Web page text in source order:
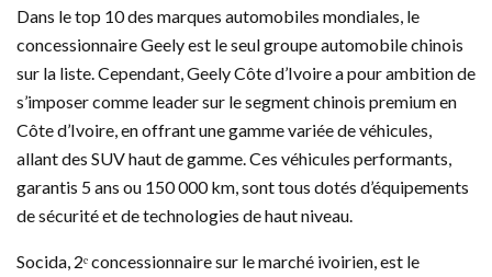
Dans le top 10 des marques automobiles mondiales, le
concessionnaire Geely est le seul groupe automobile chinois
sur la liste. Cependant, Geely Côte d’Ivoire a pour ambition de
s’imposer comme leader sur le segment chinois premium en
Côte d’Ivoire, en offrant une gamme variée de véhicules,
allant des SUV haut de gamme. Ces véhicules performants,
garantis 5 ans ou 150 000 km, sont tous dotés d’équipements
de sécurité et de technologies de haut niveau.
Socida, 2ᵉ concessionnaire sur le marché ivoirien, est le